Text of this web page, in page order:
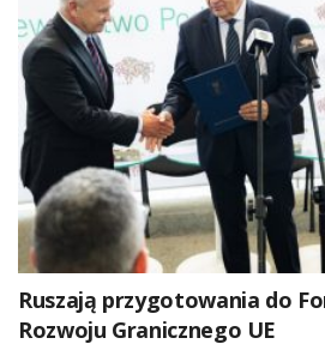
Ruszają przygotowania do
Rozwoju Granicznego UE